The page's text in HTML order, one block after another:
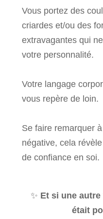
Vous portez des
criardes et/ou des
extravagantes qui
votre personnalité.
Votre langage
vous repère de loin.
Se faire remarquer
négative, cela
de confiance en soi.
✨ Et si une
était